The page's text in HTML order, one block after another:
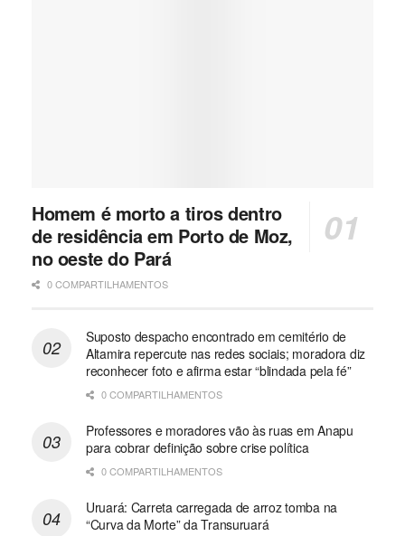
Homem é morto a tiros dentro
de residência em Porto de Moz,
no oeste do Pará
0 COMPARTILHAMENTOS
Suposto despacho encontrado em cemitério de
Altamira repercute nas redes sociais; moradora diz
reconhecer foto e afirma estar “blindada pela fé”
0 COMPARTILHAMENTOS
Professores e moradores vão às ruas em Anapu
para cobrar definição sobre crise política
0 COMPARTILHAMENTOS
Uruará: Carreta carregada de arroz tomba na
“Curva da Morte” da Transuruará